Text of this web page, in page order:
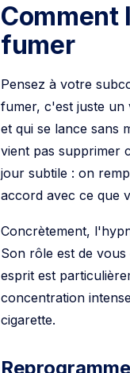
Comment
fumer
Pensez à votre
fumer, c'est juste un
et qui se lance sans
vient pas supprimer
jour subtile : on
accord avec ce que
Concrètement,
Son rôle est de
esprit est
concentration
cigarette.